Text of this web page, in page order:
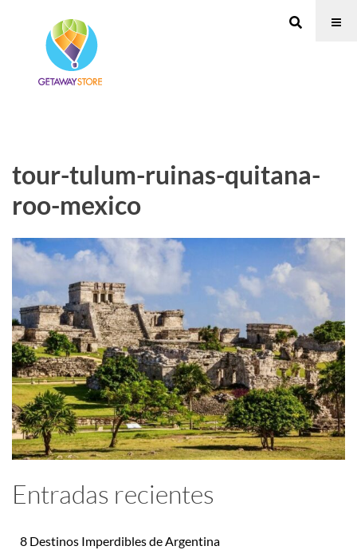
tour-tulum-ruinas-quitana-
roo-mexico
Entradas recientes
8 Destinos Imperdibles de Argentina